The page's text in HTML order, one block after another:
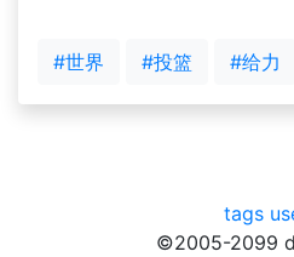
#世界 #投篮 #给力
tags
©2005-2099